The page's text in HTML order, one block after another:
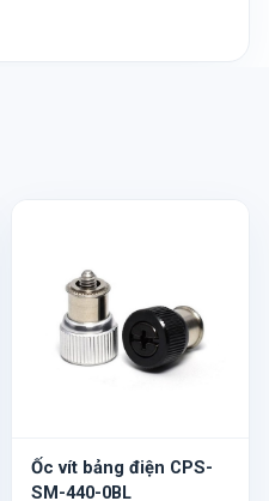
Ốc vít bảng điện CPS-
SM-440-0BL